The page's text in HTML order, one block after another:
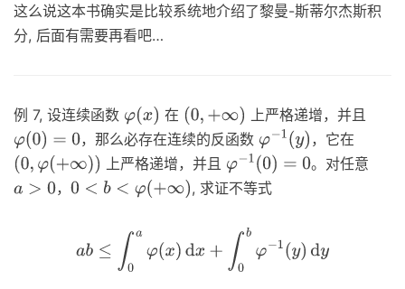
这么说这本书确实是比较系统地介绍了黎曼-斯蒂尔杰斯积
分, 后面有需要再看吧…
例 7, 设连续函数 φ(x) 在 (0,+∞)
上严格递增，并且
φ(0)=0 ，那么必存在连续的反函数 φ− 1(y) ，它在
(0,φ(+∞)) 上严格递增，并且 φ− 1(0)= 0
。对任意
a>0 ， 0 <b <φ(+ ∞) , 求证不等式
a ≤∫0 φ x d φ− )dy